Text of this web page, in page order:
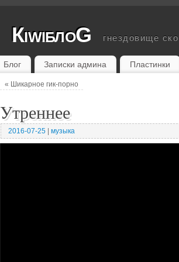
КiwiблоG гнездовище
Блог Записки админа Пластинки
« Шикарное гик-порно
Утреннее
2016-07-25 | музыка